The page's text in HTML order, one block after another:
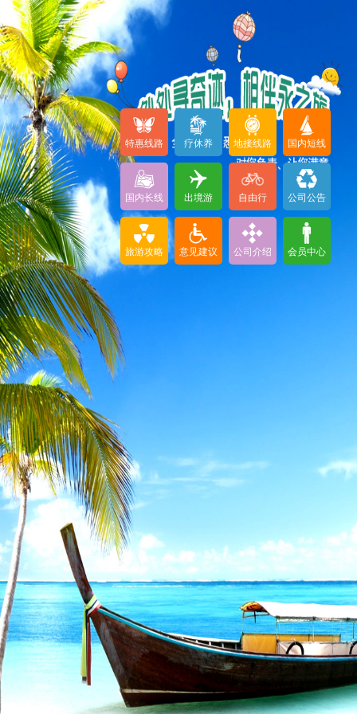
特惠线路 疗休养 地接线路 国内短线
国内长线 出境游 自由行 公司公告
旅游攻略 意见建议 公司介绍 会员中心